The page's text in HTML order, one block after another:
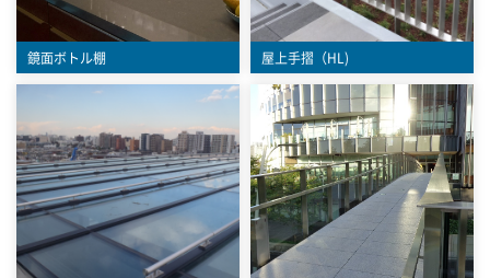
鏡面ボトル棚 屋上手摺（HL)